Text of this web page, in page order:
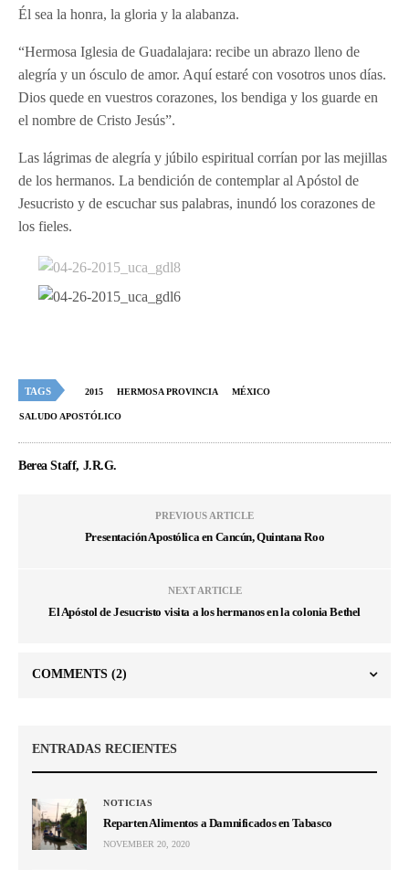
Él sea la honra, la gloria y la alabanza.
“Hermosa Iglesia de Guadalajara: recibe un abrazo lleno de
alegría y un ósculo de amor. Aquí estaré con vosotros unos días.
Dios quede en vuestros corazones, los bendiga y los guarde en
el nombre de Cristo Jesús”.
Las lágrimas de alegría y júbilo espiritual corrían por las mejillas
de los hermanos. La bendición de contemplar al Apóstol de
Jesucristo y de escuchar sus palabras, inundó los corazones de
los fieles.
TAGS 2015 HERMOSA PROVINCIA MÉXICO
SALUDO APOSTÓLICO
Berea Staff, J.R.G.
PREVIOUS ARTICLE
Presentación Apostólica en Cancún, Quintana Roo
NEXT ARTICLE
El Apóstol de Jesucristo visita a los hermanos en la colonia Bethel
COMMENTS (2)
ENTRADAS RECIENTES
NOTICIAS
Reparten Alimentos a Damnificados en Tabasco
NOVEMBER 20, 2020